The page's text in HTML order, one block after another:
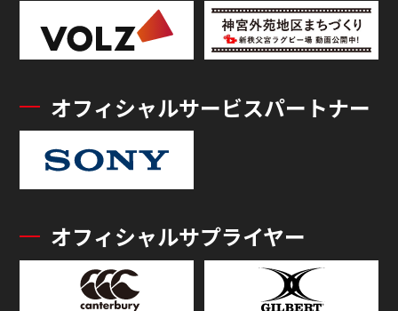
オフィシャルサービスパートナー
オフィシャルサプライヤー